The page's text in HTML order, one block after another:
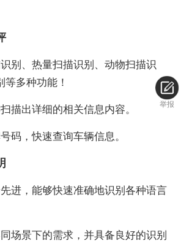
别、热量扫描识别、动物扫描识
等多种功能！
描出详细的相关信息内容。
码，快速查询车辆信息。
进，能够快速准确地识别各种语言
场景下的需求，并具备良好的识别
举报